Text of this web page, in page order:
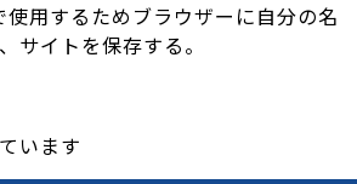
用するためブラウザーに自分の名
サイトを保存する。
います